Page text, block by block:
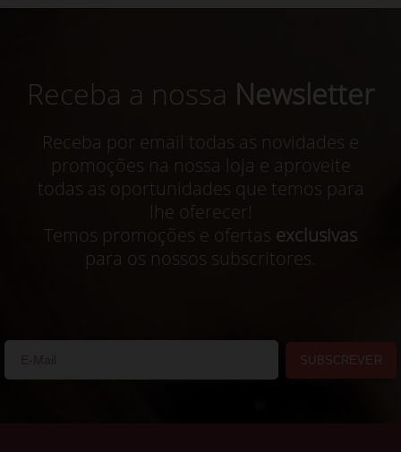
Receba a nossa Newsletter
Receba por email todas as novidades e
promoções na nossa loja e aproveite
todas as oportunidades que temos para
lhe oferecer!
Temos promoções e ofertas exclusivas
para os nossos subscritores.
SUBSCREVER